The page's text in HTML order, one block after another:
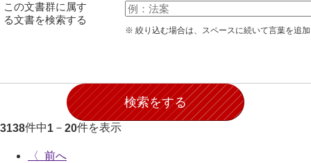
この文書群に属す
る文書を検索する
※ 絞り込む場合は、スペースに続いて言葉を追
3138件中1 － 20件を表示
〈